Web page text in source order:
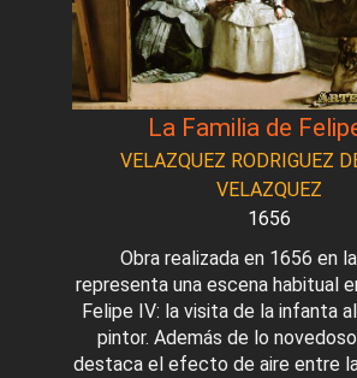
La Familia de
VELAZQUEZ RODRIGUEZ
VELAZQUEZ
1656
Obra realizada en 1656 en
representa una escena habitual
Felipe IV: la visita de la infanta
pintor. Además de lo
destaca el efecto de aire entre